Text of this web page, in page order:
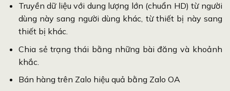
Truyền dữ liệu với dung lượng lớn (chuẩn HD) từ người
dùng này sang người dùng khác, từ thiết bị này sang
thiết bị khác.
Chia sẻ trạng thái bằng những bài đăng và khoảnh
khắc.
Bán hàng trên Zalo hiệu quả bằng Zalo OA